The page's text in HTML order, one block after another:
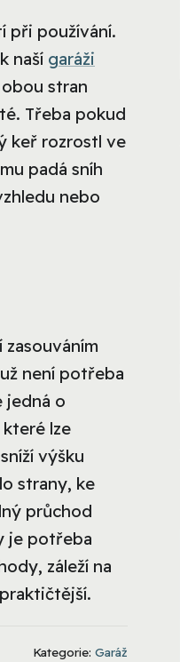
při používání.
naší garáži
stran
Třeba pokud
keř rozrostl ve
padá sníh
nebo
není potřeba
jedná o
lze
výšku
strany, ke
průchod
je potřeba
záleží na
praktičtější.
Kategorie: Garáž